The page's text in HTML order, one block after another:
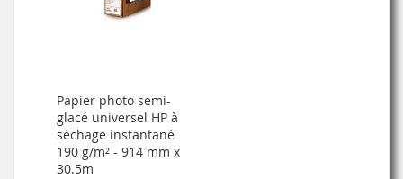
Papier photo semi-
glacé universel HP à
séchage instantané
190 g/m² - 914 mm x
30.5m